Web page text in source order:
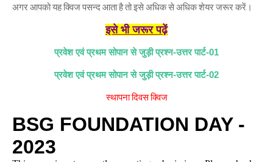
अगर आपको यह क्विज पसन्द आता है तो इसे अधिक से अधिक शेयर जरूर करें।
इसे भी जरूर पढ़ें
प्रवेश एवं प्रथम सोपान से जुड़ी प्रश्न-उत्तर पार्ट-01
प्रवेश एवं प्रथम सोपान से जुड़ी प्रश्न-उत्तर पार्ट-02
स्थापना दिवस क्विज